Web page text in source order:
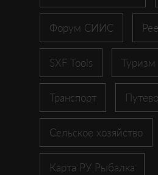
Форум СИИС
SXF Tools Туризм
Транспорт
Сельское хозяйство
Карта РУ Рыбалка